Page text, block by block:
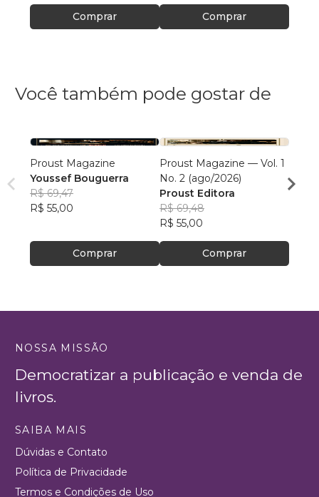
Comprar Comprar
Você também pode gostar de
Proust Magazine
Youssef Bouguerra
R$ 69,47
R$ 55,00
Comprar
Proust Magazine — Vol. 1
No. 2 (ago/2026)
Proust Editora
R$ 69,48
R$ 55,00
Comprar
NOSSA MISSÃO
Democratizar a publicação e venda de
livros.
SAIBA MAIS
Dúvidas e Contato
Política de Privacidade
Termos e Condições de Uso